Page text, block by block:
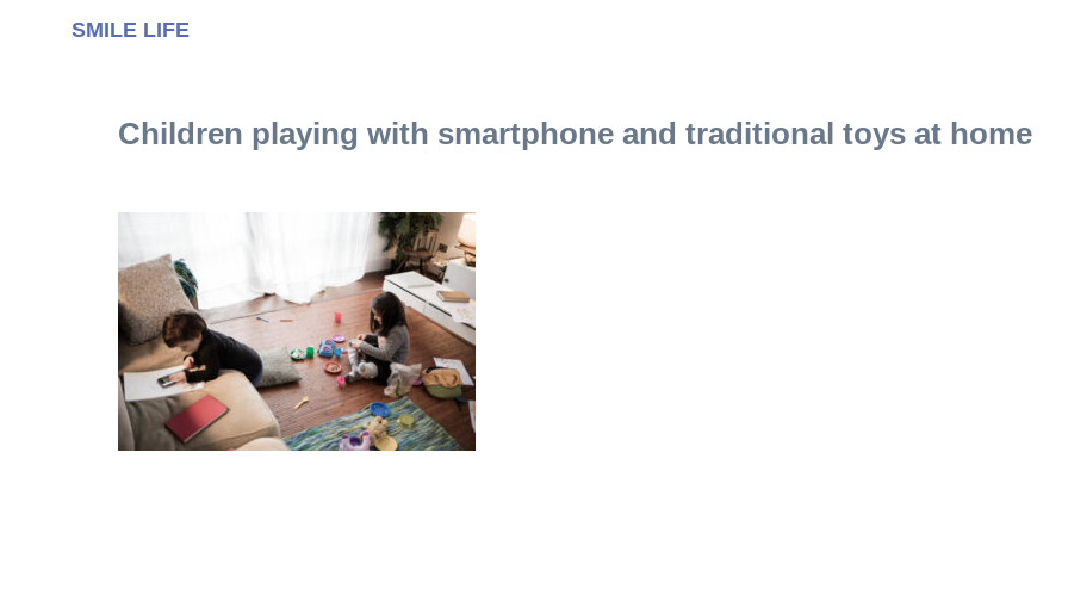
SMILE LIFE
Children playing with smartphone and traditional toys at home